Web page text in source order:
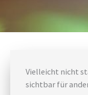
Vielleicht nicht
sichtbar für